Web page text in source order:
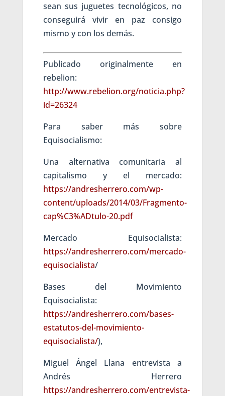
sean sus juguetes tecnológicos, no
conseguirá vivir en paz consigo
mismo y con los demás.
Publicado originalmente en
rebelion:
http://www.rebelion.org/noticia.php?
id=26324
Para saber más sobre
Equisocialismo:
Una alternativa comunitaria al
capitalismo y el mercado:
https://andresherrero.com/wp-
content/uploads/2014/03/Fragmento-
cap%C3%ADtulo-20.pdf
Mercado Equisocialista:
https://andresherrero.com/mercado-
equisocialista/
Bases del Movimiento
Equisocialista:
https://andresherrero.com/bases-
estatutos-del-movimiento-
equisocialista/),
Miguel Ángel Llana entrevista a
Andrés Herrero
https://andresherrero.com/entrevista-